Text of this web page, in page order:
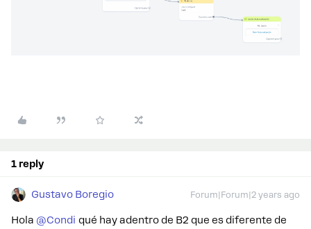
1 reply
Gustavo Boregio Forum|Forum|2 years ago
Hola @Condi qué hay adentro de B2 que es diferente de